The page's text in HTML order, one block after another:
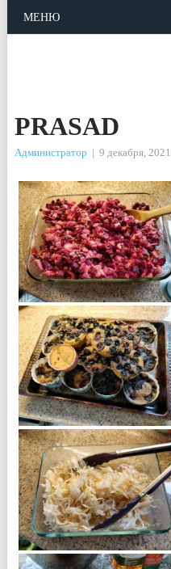
МЕНЮ
PRASAD
Администратор | 9 декабря, 2021